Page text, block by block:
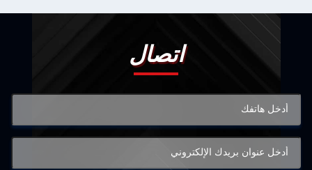
اتصال